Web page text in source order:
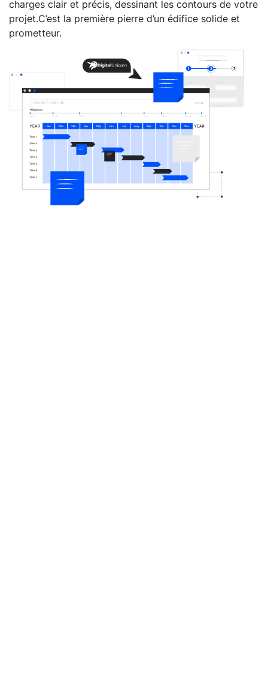
charges clair et précis, dessinant les contours de votre
projet.C’est la première pierre d’un édifice solide et
prometteur.